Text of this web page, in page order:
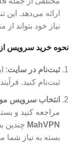
ارائه می‌دهد.
نیاز خود بتواند
نحوه خرید سرویس از MahVPN
ثبت‌نام در سایت:
ثبت‌نام کنید.
انتخاب سرویس
مراجعه کنید و
MahVPN چندین
بسته به نیاز شما